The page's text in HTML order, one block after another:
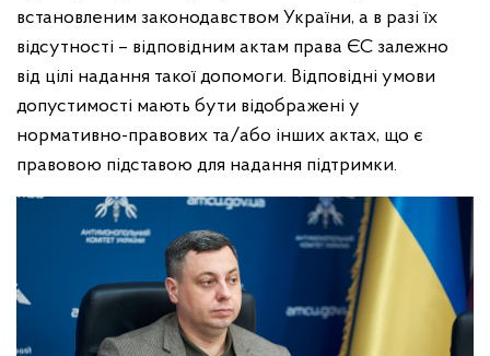
встановленим законодавством України, а в разі їх
відсутності – відповідним актам права ЄС залежно
від цілі надання такої допомоги. Відповідні умови
допустимості мають бути відображені у
нормативно-правових та/або інших актах, що є
правовою підставою для надання підтримки.